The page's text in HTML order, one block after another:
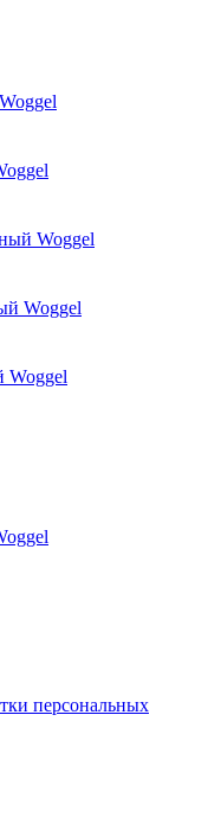
Woggel
Woggel
Woggel
персональных